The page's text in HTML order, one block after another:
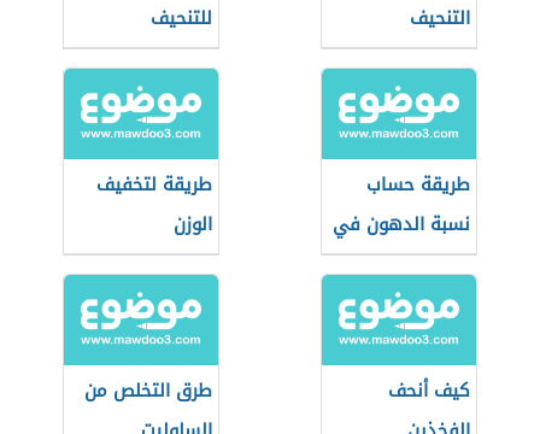
التنحيف
للتنحيف
طريقة حساب
نسبة الدهون في
الجسم
طريقة لتخفيف
الوزن
كيف أنحف
طرق التخلص من